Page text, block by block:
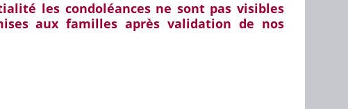
les condoléances ne sont pas visibles
aux familles après validation de nos